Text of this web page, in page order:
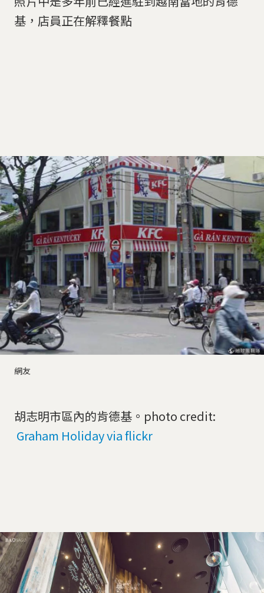
基，店員正在解釋餐點
網友
胡志明市區內的肯德基。photo credit:
Graham Holiday via flickr